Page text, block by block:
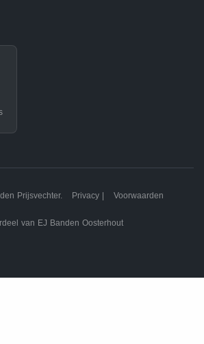
Prijsvechter. Privacy| Voorwaarden
van EJ Banden Oosterhout